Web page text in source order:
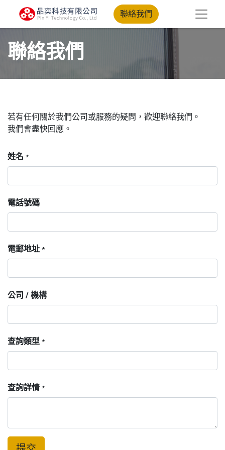
聯絡我們
聯絡我們
若有任何關於我們公司或服務的疑問，歡迎聯絡我們。
我們會盡快回應。
姓名 *
電話號碼
電郵地址 *
公司 / 機構
查詢類型 *
查詢詳情 *